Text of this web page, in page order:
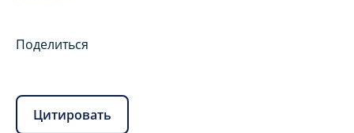
Поделиться
Цитировать